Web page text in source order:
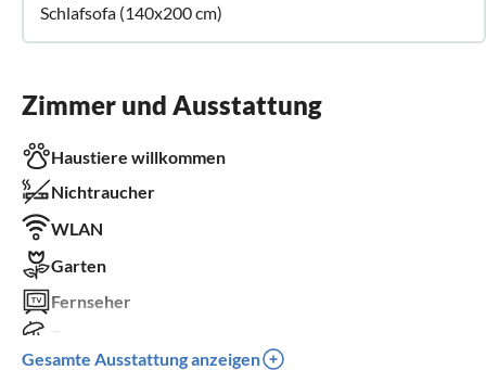
Schlafsofa (140x200 cm)
Zimmer und Ausstattung
Haustiere willkommen
Nichtraucher
WLAN
Garten
Fernseher
Gesamte Ausstattung anzeigen